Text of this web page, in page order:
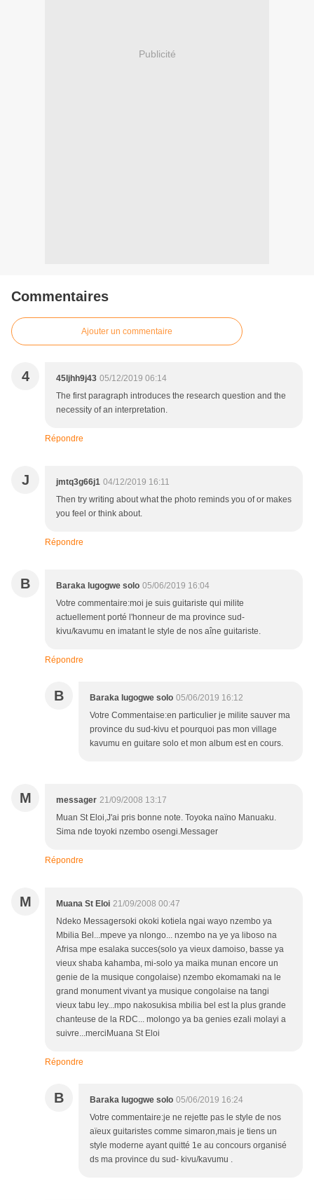
Publicité
Commentaires
Ajouter un commentaire
4 45ljhh9j43 05/12/2019 06:14
The first paragraph introduces the research question and the
necessity of an interpretation.
Répondre
J jmtq3g66j1 04/12/2019 16:11
Then try writing about what the photo reminds you of or makes
you feel or think about.
Répondre
B Baraka lugogwe solo 05/06/2019 16:04
Votre commentaire:moi je suis guitariste qui milite
actuellement porté l'honneur de ma province sud-
kivu/kavumu en imatant le style de nos aîne guitariste.
Répondre
B Baraka lugogwe solo 05/06/2019 16:12
Votre Commentaise:en particulier je milite sauver ma
province du sud-kivu et pourquoi pas mon village
kavumu en guitare solo et mon album est en cours.
M messager 21/09/2008 13:17
Muan St Eloi,J'ai pris bonne note. Toyoka naïno Manuaku.
Sima nde toyoki nzembo osengi.Messager
Répondre
M Muana St Eloi 21/09/2008 00:47
Ndeko Messagersoki okoki kotiela ngai wayo nzembo ya
Mbilia Bel...mpeve ya nlongo... nzembo na ye ya liboso na
Afrisa mpe esalaka succes(solo ya vieux damoiso, basse ya
vieux shaba kahamba, mi-solo ya maika munan encore un
genie de la musique congolaise) nzembo ekomamaki na le
grand monument vivant ya musique congolaise na tangi
vieux tabu ley...mpo nakosukisa mbilia bel est la plus grande
chanteuse de la RDC... molongo ya ba genies ezali molayi a
suivre...merciMuana St Eloi
Répondre
B Baraka lugogwe solo 05/06/2019 16:24
Votre commentaire:je ne rejette pas le style de nos
aïeux guitaristes comme simaron,mais je tiens un
style moderne ayant quitté 1e au concours organisé
ds ma province du sud- kivu/kavumu .